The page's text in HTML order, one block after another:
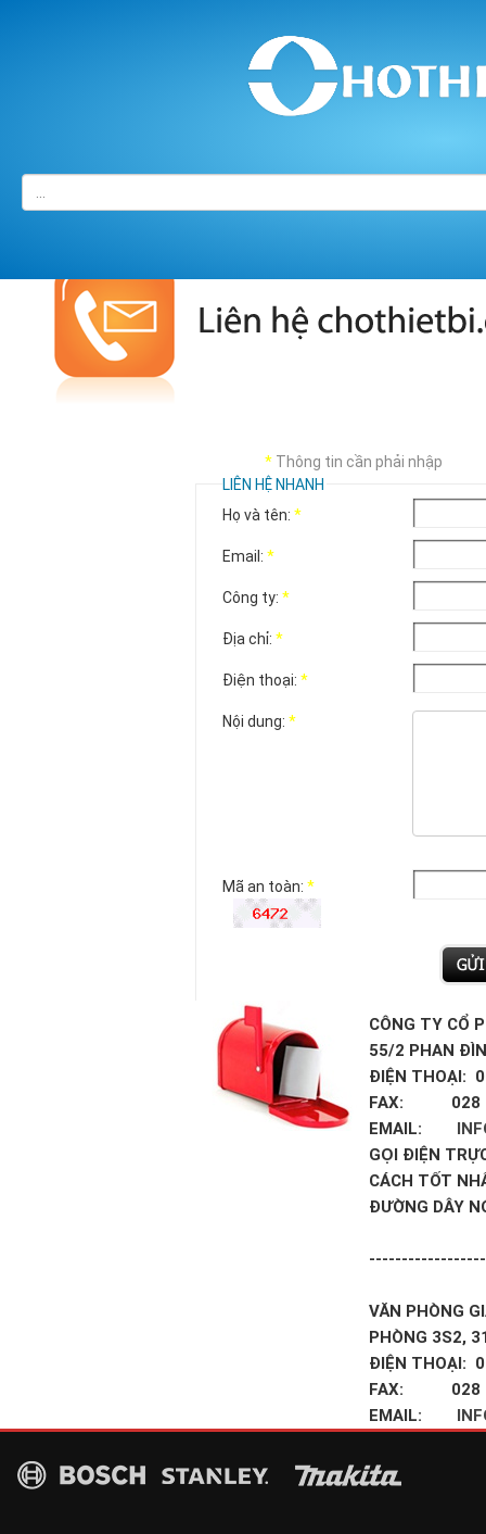
* Thông tin cần phải nhập
LIÊN HỆ NHANH
Họ và tên: *
Email: *
Công ty: *
Địa chỉ: *
Điện thoại: *
Nội dung: *
Mã an toàn: *
CÔNG TY CỔ
55/2 PHAN
ĐIỆN THOẠI:
FAX: 028
EMAIL:
GỌI ĐIỆN
CÁCH TỐT
ĐƯỜNG DÂY
VĂN PHÒNG
PHÒNG 3S2,
ĐIỆN THOẠI:
FAX: 028
EMAIL: